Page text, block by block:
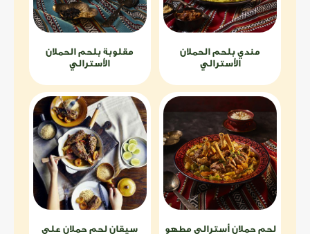
مندي بلحم الحملان
الأسترالي
مقلوبة بلحم الحملان
الأسترالي
لحم حملان أسترالي مطهو
سيقان لحم حملان على